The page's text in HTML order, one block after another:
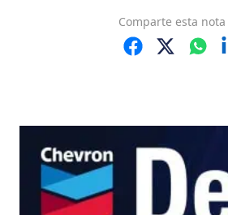
Comparte esta nota